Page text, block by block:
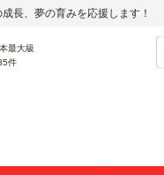
長、夢の育みを応援します！
件